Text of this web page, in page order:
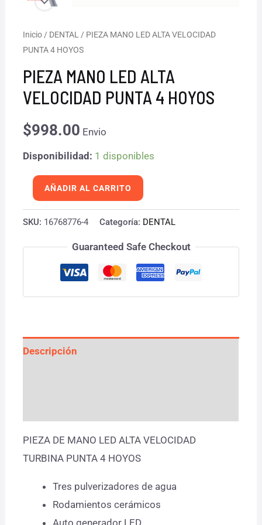
Inicio / DENTAL / PIEZA MANO LED ALTA VELOCIDAD
PUNTA 4 HOYOS
PIEZA MANO LED ALTA
VELOCIDAD PUNTA 4 HOYOS
$998.00 Envio
Disponibilidad: 1 disponibles
PIEZA
MANO
LED
ALTA
VELOCIDAD
PUNTA
HOYOS
cantidad
AÑADIR AL CARRITO
SKU: 16768776-4 Categoría: DENTAL
Guaranteed Safe Checkout
Descripción
PIEZA DE MANO LED ALTA VELOCIDAD
TURBINA PUNTA 4 HOYOS
Tres pulverizadores de agua
Rodamientos cerámicos